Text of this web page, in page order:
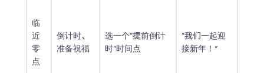
临
近
零
点
倒计时、
准备祝福
选一个“提前倒计
时”时间点
“我们一起迎
接新年！”